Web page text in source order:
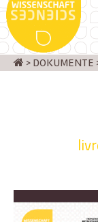
> DOKUMENTE